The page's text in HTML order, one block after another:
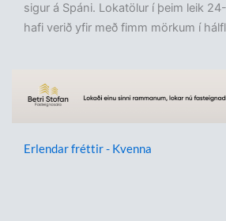
sigur á Spáni. Lokatölur í þeim leik
hafi verið yfir með fimm mörkum í
Erlendar fréttir - Kvenna